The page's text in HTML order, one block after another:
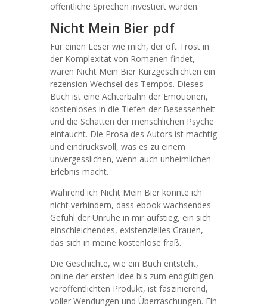
öffentliche Sprechen investiert wurden.
Nicht Mein Bier pdf
Für einen Leser wie mich, der oft Trost in
der Komplexität von Romanen findet,
waren Nicht Mein Bier Kurzgeschichten ein
rezension Wechsel des Tempos. Dieses
Buch ist eine Achterbahn der Emotionen,
kostenloses in die Tiefen der Besessenheit
und die Schatten der menschlichen Psyche
eintaucht. Die Prosa des Autors ist mächtig
und eindrucksvoll, was es zu einem
unvergesslichen, wenn auch unheimlichen
Erlebnis macht.
Während ich Nicht Mein Bier konnte ich
nicht verhindern, dass ebook wachsendes
Gefühl der Unruhe in mir aufstieg, ein sich
einschleichendes, existenzielles Grauen,
das sich in meine kostenlose fraß.
Die Geschichte, wie ein Buch entsteht,
online der ersten Idee bis zum endgültigen
veröffentlichten Produkt, ist faszinierend,
voller Wendungen und Überraschungen. Ein